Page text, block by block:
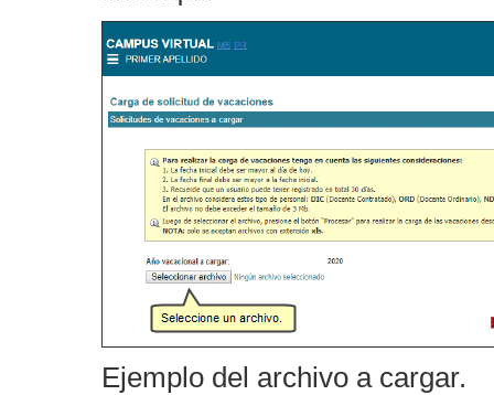
Ejemplo del archivo a cargar.